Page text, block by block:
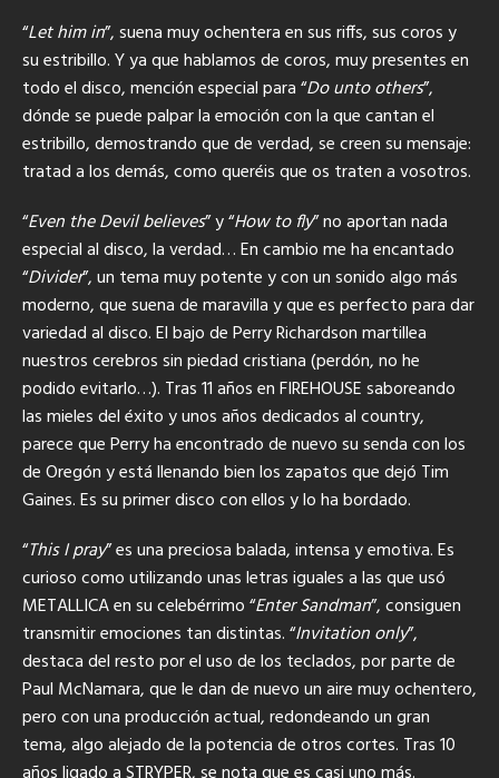
“Let him in”, suena muy ochentera en sus riffs, sus coros y
su estribillo. Y ya que hablamos de coros, muy presentes en
todo el disco, mención especial para “Do unto others”,
dónde se puede palpar la emoción con la que cantan el
estribillo, demostrando que de verdad, se creen su mensaje:
tratad a los demás, como queréis que os traten a vosotros.
“Even the Devil believes” y “How to fly” no aportan nada
especial al disco, la verdad… En cambio me ha encantado
“Divider”, un tema muy potente y con un sonido algo más
moderno, que suena de maravilla y que es perfecto para dar
variedad al disco. El bajo de Perry Richardson martillea
nuestros cerebros sin piedad cristiana (perdón, no he
podido evitarlo…). Tras 11 años en FIREHOUSE saboreando
las mieles del éxito y unos años dedicados al country,
parece que Perry ha encontrado de nuevo su senda con los
de Oregón y está llenando bien los zapatos que dejó Tim
Gaines. Es su primer disco con ellos y lo ha bordado.
“This I pray” es una preciosa balada, intensa y emotiva. Es
curioso como utilizando unas letras iguales a las que usó
METALLICA en su celebérrimo “Enter Sandman”, consiguen
transmitir emociones tan distintas. “Invitation only”,
destaca del resto por el uso de los teclados, por parte de
Paul McNamara, que le dan de nuevo un aire muy ochentero,
pero con una producción actual, redondeando un gran
tema, algo alejado de la potencia de otros cortes. Tras 10